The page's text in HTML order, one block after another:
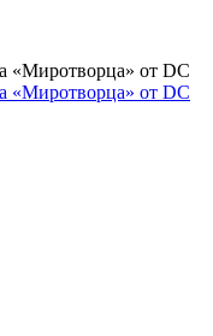
«Миротворца» от DC
«Миротворца» от DC